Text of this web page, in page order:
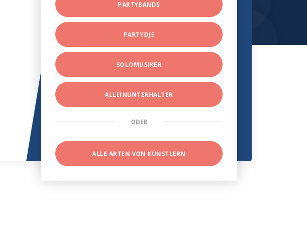
PARTYBANDS
PARTYDJS
SOLOMUSIKER
ALLEINUNTERHALTER
ODER
ALLE ARTEN VON KÜNSTLERN